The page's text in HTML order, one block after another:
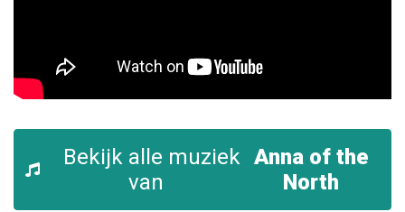
Bekijk alle muziek
van
Anna of the
North